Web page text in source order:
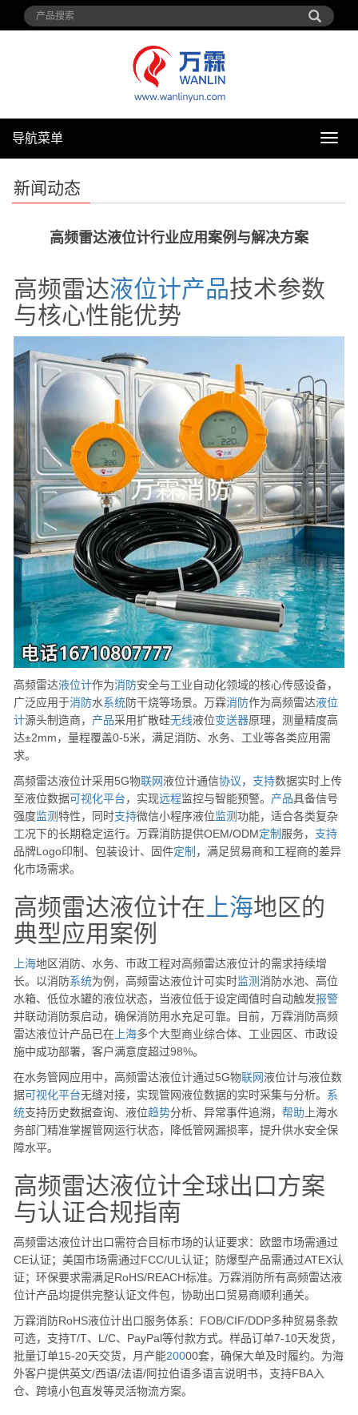
导
导航菜单
新闻动态
高频雷达液位计行业应用案例与解决方案
高频雷达液位计产品技术参数
与核心性能优势
高频雷达液位计作为消防安全与工业自动化领域的核心传感设备，
广泛应用于消防水系统防干烧等场景。万霖消防作为高频雷达液位
计源头制造商， 产品采用扩散硅无线液位变送器原理，测量精度高
达±2mm，量程覆盖0-5米，满足消防、水务、工业等各类应用需
求。
高频雷达液位计采用5G物联网液位计通信协议， 支持数据实时上传
至液位数据可视化平台，实现远程监控与智能预警。 产品具备信号
强度监测特性，同时支持微信小程序液位监测功能，适合各类复杂
工况下的长期稳定运行。万霖消防提供OEM/ODM定制 服务， 支持
品牌Logo印制、包装设计、固件定制 ，满足贸易商和工程商的差异
化市场需求。
高频雷达液位计在 上海地区的
典型应用案例
上海地区消防、水务、市政工程对高频雷达液位计的需求持续增
长。以消防系统为例，高频雷达液位计可实时监测消防水池、高位
水箱、低位水罐的液位状态，当液位低于设定阈值时自动触发报警
并联动消防泵启动，确保消防用水充足可靠。目前，万霖消防高频
雷达液位计产品已在 上海多个大型商业综合体、工业园区、市政设
施中成功部署，客户满意度超过98%。
在水务管网应用中，高频雷达液位计通过5G物联网液位计与液位数
据可视化平台无缝对接，实现管网液位数据的实时采集与分析。 系
统支持历史数据查询、液位趋势分析、异常事件追溯， 帮助 上海水
务部门精准掌握管网运行状态，降低管网漏损率，提升供水安全保
障水平。
高频雷达液位计全球出口方案
与认证合规指南
高频雷达液位计出口需符合目标市场的认证要求：欧盟市场需通过
CE认证；美国市场需通过FCC/UL认证；防爆型产品需通过ATEX认
证；环保要求需满足RoHS/REACH标准。万霖消防所有高频雷达液
位计产品均提供完整认证文件包，协助出口贸易商顺利通关。
万霖消防RoHS液位计出口服务体系：FOB/CIF/DDP多种贸易条款
可选，支持T/T、L/C、PayPal等付款方式。样品订单7-10天发货，
批量订单15-20天交货，月产能20000套，确保大单及时履约。为海
外客户提供英文/西语/法语/阿拉伯语多语言说明书，支持FBA入
仓、跨境小包直发等灵活物流方案。